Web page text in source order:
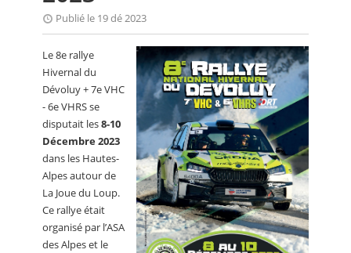
Publié le 19 dé 2023
Le 8e rallye
Hivernal du
Dévoluy + 7e VHC
- 6e VHRS se
disputait les8-10
Décembre 2023
dans les Hautes-
Alpes autour de
La Joue du Loup.
Ce rallye était
organisé par l’ASA
des Alpes et le